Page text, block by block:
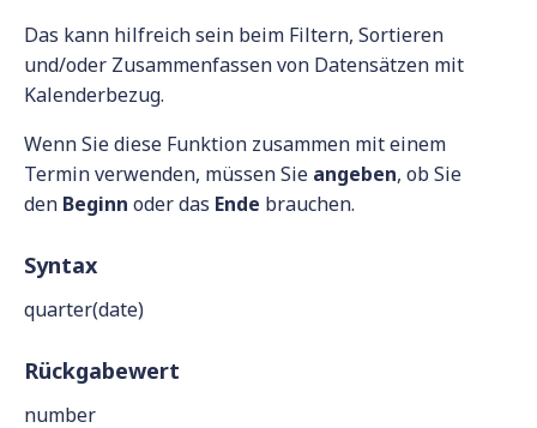
Das kann hilfreich sein beim Filtern, Sortieren
und/oder Zusammenfassen von Datensätzen mit
Kalenderbezug.
Wenn Sie diese Funktion zusammen mit einem
Termin verwenden, müssen Sie angeben, ob Sie
den Beginn oder das Ende brauchen.
Syntax
quarter(date)
Rückgabewert
number